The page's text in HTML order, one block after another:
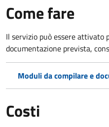
Come fare
Il servizio può essere attivato
documentazione prevista,
Moduli da compilare e
Costi